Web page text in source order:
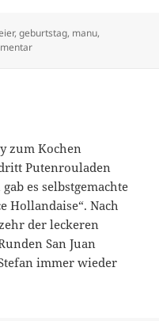
,geburtstag, manu,
zu 18/05/2009
zum Kochen
Putenrouladen
es selbstgemachte
Hollandaise“. Nach
der leckeren
San Juan
immer wieder